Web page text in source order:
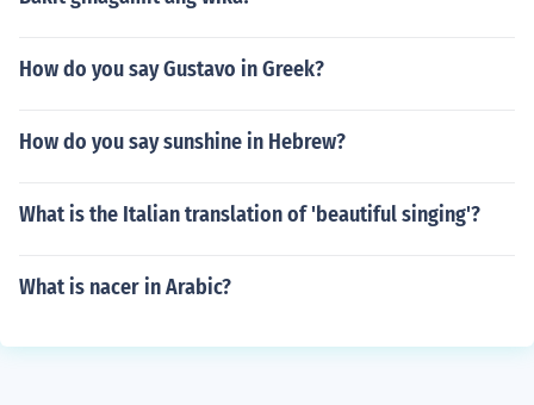
How do you say Gustavo in Greek?
How do you say sunshine in Hebrew?
What is the Italian translation of 'beautiful singing'?
What is nacer in Arabic?